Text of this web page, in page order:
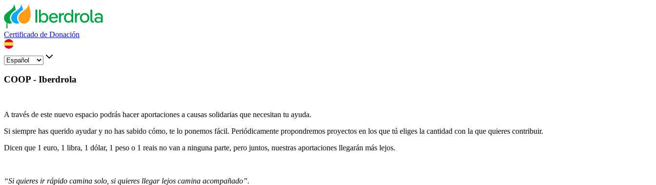
Certificado de Donación
COOP - Iberdrola
A través de este nuevo espacio podrás hacer aportaciones a causas solidarias que necesitan tu ayuda.
Si siempre has querido ayudar y no has sabido cómo, te lo ponemos fácil. Periódicamente propondremos proyectos en los que tú eliges la cantidad con la que quieres contribuir.
Dicen que 1 euro, 1 libra, 1 dólar, 1 peso o 1 reais no van a ninguna parte, pero juntos, nuestras aportaciones llegarán más lejos.
“Si quieres ir rápido camina solo, si quieres llegar lejos camina acompañado”.